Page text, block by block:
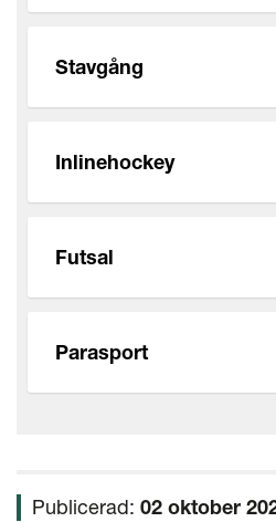
Stavgång
Inlinehockey
Futsal
Parasport
Publicerad: 02 oktober